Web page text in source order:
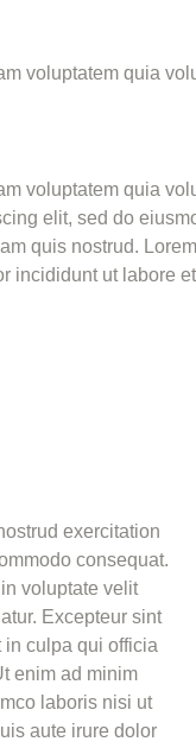
voluptatem quia
voluptatem quia
elit, sed do
quis nostrud.
incididunt ut labore
exercitation
consequat.
voluptate velit
Excepteur sint
in culpa qui officia
enim ad minim
laboris nisi ut
aute irure dolor